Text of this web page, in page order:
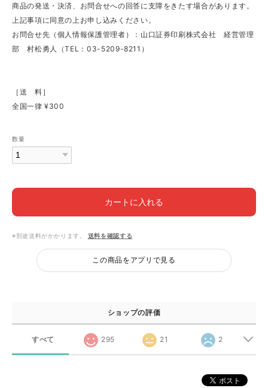
商品の発送・決済、お問合せへの回答に支障をきたす場合があります。
上記事項に同意の上お申し込みください。
お問合せ先（個人情報保護管理者）：山口証券印刷株式会社 経営管理
部 村松勇人（TEL：03-5209-8211）
［送 料］
全国一律 ¥300
数量
カートに入れる
※別途送料がかかります。 送料を確認する
この商品をアプリで見る
ショップの評価
すべて 295 21 2